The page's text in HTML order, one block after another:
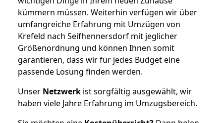
kümmern müssen. Weiterhin verfügen wir über
umfangreiche Erfahrung mit Umzügen von
Krefeld nach Seifhennersdorf mit jeglicher
Größenordnung und können Ihnen somit
garantieren, dass wir für jedes Budget eine
passende Lösung finden werden.
Unser Netzwerk ist sorgfältig ausgewählt, wir
haben viele Jahre Erfahrung im Umzugsbereich.